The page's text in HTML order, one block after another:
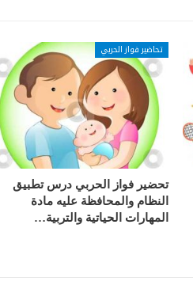
تحاضير فواز الحربي
تحضير فواز الحربي درس تطبيق
النظام والمحافظة عليه مادة
المهارات الحياتية والتربية…